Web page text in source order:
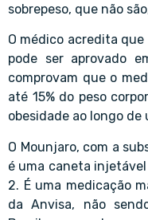
sobrepeso, que não
O médico acredita
pode ser aprovado
comprovam que o
até 15% do peso
obesidade ao longo de
O Mounjaro, com a
é uma caneta
2. É uma medicação
da Anvisa, não